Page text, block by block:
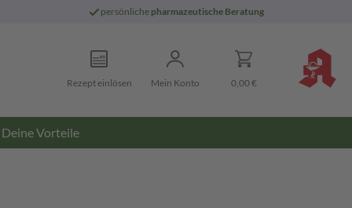
persönliche pharmazeutische Beratung
Rezept einlösen Mein Konto 0,00 €
Deine Vorteile